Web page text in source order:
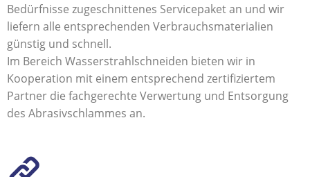
Bedürfnisse zugeschnittenes Servicepaket an und wir
liefern alle entsprechenden Verbrauchsmaterialien
günstig und schnell.
Im Bereich Wasserstrahlschneiden bieten wir in
Kooperation mit einem entsprechend zertifiziertem
Partner die fachgerechte Verwertung und Entsorgung
des Abrasivschlammes an.